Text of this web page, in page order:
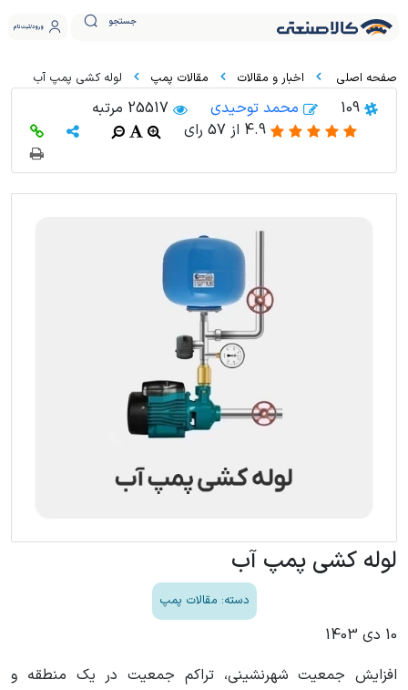
جستجو ورود ثبت نام
اخبار و مقالات مقالات پمپ لوله کشی پمپ آب
109 محمد توحیدی
25517 مرتبه
4.9 از 57 رای
لوله کشی پمپ آب
دسته: مقالات پمپ
10 دی 1403
افزایش جمعیت شهرنشینی، تراکم جمعیت در یک منطقه و